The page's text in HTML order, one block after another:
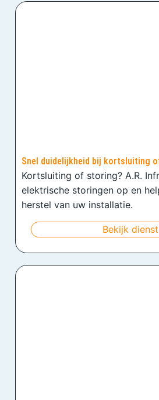
Snel duidelijkheid bij kortsluiting
Kortsluiting of storing? A.R.
elektrische storingen op en
herstel van uw installatie.
Bekijk dienst